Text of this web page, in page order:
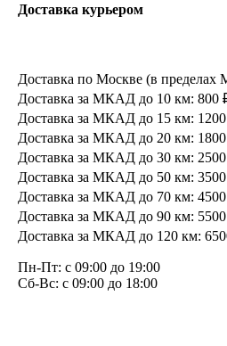
Доставка курьером
Доставка по Москве (в
Доставка за МКАД до 10 км: 800
Доставка за МКАД до 15 км:
Доставка за МКАД до 20 км:
Доставка за МКАД до 30 км:
Доставка за МКАД до 50 км:
Доставка за МКАД до 70 км:
Доставка за МКАД до 90 км:
Доставка за МКАД до 120 км:
Пн-Пт: с 09:00 до 19:00
Сб-Вс: с 09:00 до 18:00